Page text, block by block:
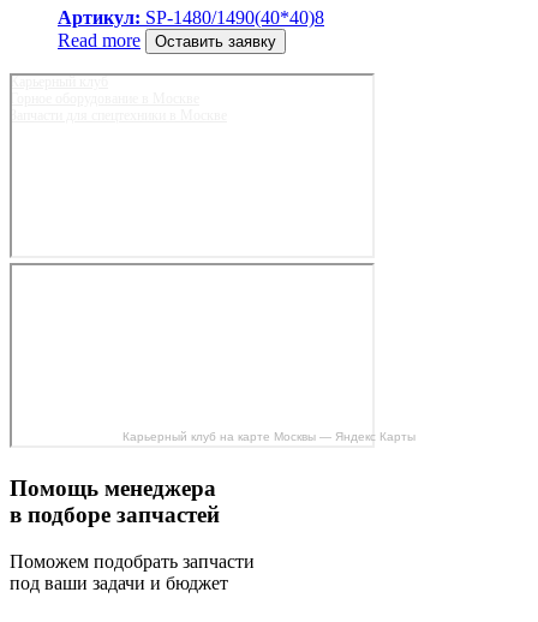
Артикул: SP-1480/1490(40*40)8
Read more
Оставить заявку
Карьерный клуб на карте Москвы — Яндекс Карты
Помощь менеджера
в подборе запчастей
Поможем подобрать запчасти
под ваши задачи и бюджет